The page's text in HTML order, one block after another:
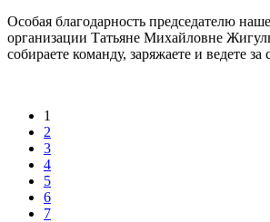
Особая благодарность председателю
организации Татьяне Михайловне
собираете команду, заряжаете и ведете за
1
2
3
4
5
6
7